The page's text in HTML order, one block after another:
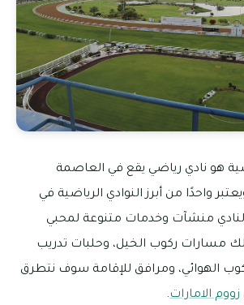
هو نادي رياضي يقع في العاصمة
واحدًا من أبرز النوادي الرياضية في
منشآت وخدمات متنوعة لمحبي
مسارات ركوب الخيل، وحلبات تدريب
الهوائي، ومرافق للإقامة سوف نتطرق
زووم الامارات.